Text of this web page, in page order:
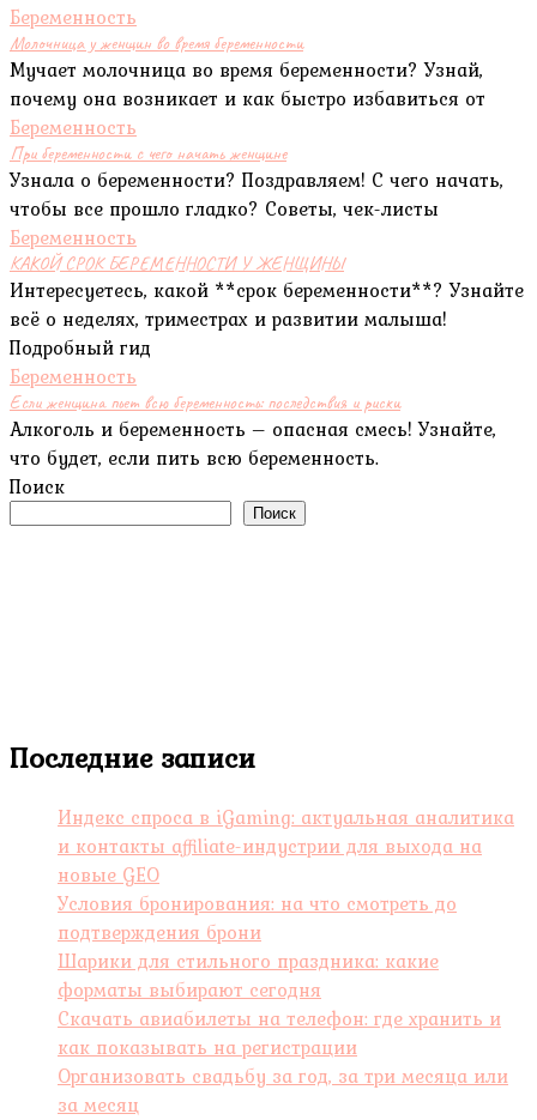
Беременность
Молочница у женщин во время беременности
Мучает молочница во время беременности? Узнай,
почему она возникает и как быстро избавиться от
Беременность
При беременности с чего начать женщине
Узнала о беременности? Поздравляем! С чего начать,
чтобы все прошло гладко? Советы, чек-листы
Беременность
КАКОЙ СРОК БЕРЕМЕННОСТИ У ЖЕНЩИНЫ
Интересуетесь, какой **срок беременности**? Узнайте
всё о неделях, триместрах и развитии малыша!
Подробный гид
Беременность
Если женщина пьет всю беременность: последствия и риски
Алкоголь и беременность – опасная смесь! Узнайте,
что будет, если пить всю беременность.
Поиск
Поиск
Последние записи
Индекс спроса в iGaming: актуальная аналитика
и контакты affiliate-индустрии для выхода на
новые GEO
Условия бронирования: на что смотреть до
подтверждения брони
Шарики для стильного праздника: какие
форматы выбирают сегодня
Скачать авиабилеты на телефон: где хранить и
как показывать на регистрации
Организовать свадьбу за год, за три месяца или
за месяц